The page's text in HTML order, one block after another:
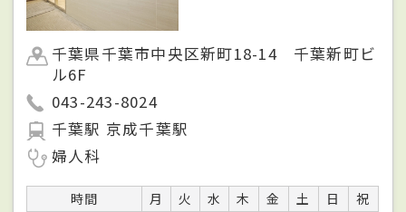
千葉県千葉市中央区新町18-14 千葉新町ビ
ル6F
043-243-8024
千葉駅 京成千葉駅
婦人科
時間 月 火 水 木 金 土 日
祝